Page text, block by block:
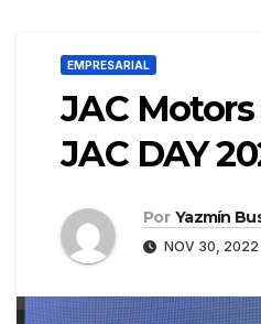
EMPRESARIAL
JAC
JAC DAY
Por Yazmín
NOV 30, 2022